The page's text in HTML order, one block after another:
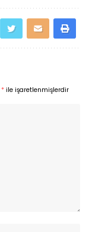
* ile işaretlenmişlerdir